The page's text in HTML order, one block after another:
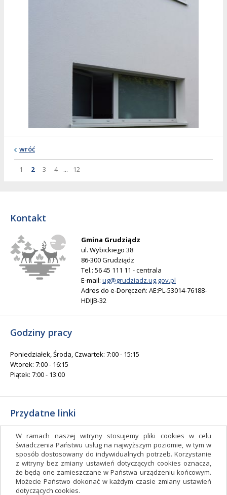
W ramach naszej witryny stosujemy pliki cookies w celu
świadczenia Państwu usług na najwyższym poziomie, w tym w
sposób dostosowany do indywidualnych potrzeb. Korzystanie
z witryny bez zmiany ustawień dotyczących cookies oznacza,
że będą one zamieszczane w Państwa urządzeniu końcowym.
Możecie Państwo dokonać w każdym czasie zmiany ustawień
dotyczących cookies.
wróć
Strona
Strona
1 Strona
2 Strona
3 Strona
4 ... Strona
12
Kontakt
Gmina Grudziądz
ul. Wybickiego 38
86-300 Grudziądz
Tel.: 56 45 111 11 - centrala
E-mail: ug@grudziadz.ug.gov.pl
Adres do e-Doręczeń: AE:PL-53014-76188-
HDIJB-32
Godziny pracy
Poniedziałek, Środa, Czwartek: 7:00 - 15:15
Wtorek: 7:00 - 16:15
Piątek: 7:00 - 13:00
Przydatne linki
Gminny Ośrodek Kultury i Sportu
Gminna Biblioteka Publiczna
facebook.com/gminagrudziadz
Deklaracja dostępności
Facebook